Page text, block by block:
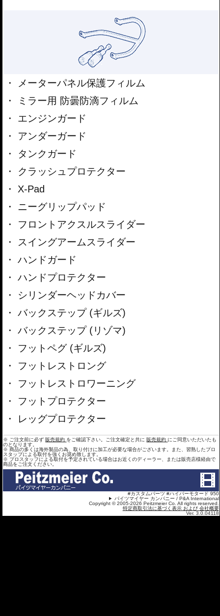
メーターパネル保護フィルム
ミラー用 防曇防滴フィルム
エンジンガード
アンダーガード
タンクガード
クラッシュプロテクター
X-Pad
ニーグリップパッド
フロントアクスルスライダー
スイングアームスライダー
ハンドガード
ハンドプロテクター
シリンダーヘッドカバー
バックステップ (ギルズ)
バックステップ (リゾマ)
フットペグ (ギルズ)
フットレストロング
フットレストロワーニング
フットプロテクター
レッグプロテクター
※ ご注文前に必ず 販売規約 をご確認下さい。ご注文確定と共に 販売規約 にご同意いただいたも
のとなります。
※ 商品の多くは海外製品の為、取り付けに加工が必要な場合がございます。また、習熟したプロ
スタップによる取付を強くお奨め致します。
※ プロスタッフによる取付を予定されている場合はお近くのディーラー、または販売店様経由で
商品をご注文ください。
#カスタムパーツ #ハイパーモタード 950
パイツマイヤー カンパニー / P&A International
Copyright © 2005-2026 Peitzmeier Co. All rights reserved.
特定商取引法に基づく表示 および 会社概要
Ver. 3.0.04118